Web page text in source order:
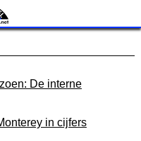
De interne
in cijfers